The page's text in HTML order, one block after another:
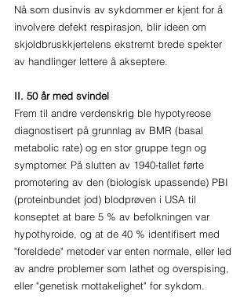
Nå som dusinvis av sykdommer er kjent for å
involvere defekt respirasjon, blir ideen om
skjoldbruskkjertelens ekstremt brede spekter
av handlinger lettere å akseptere.
II. 50 år med svindel
Frem til andre verdenskrig ble hypotyreose
diagnostisert på grunnlag av BMR (basal
metabolic rate) og en stor gruppe tegn og
symptomer. På slutten av 1940-tallet førte
promotering av den (biologisk upassende) PBI
(proteinbundet jod) blodprøven i USA til
konseptet at bare 5 % av befolkningen var
hypothyroide, og at de 40 % identifisert med
"foreldede" metoder var enten normale, eller led
av andre problemer som lathet og overspising,
eller "genetisk mottakelighet" for sykdom.